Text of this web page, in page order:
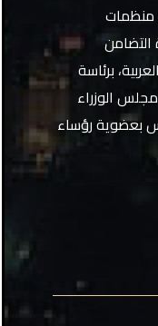
منظمات
برئاسة
الوزراء
بعضوية رؤساء